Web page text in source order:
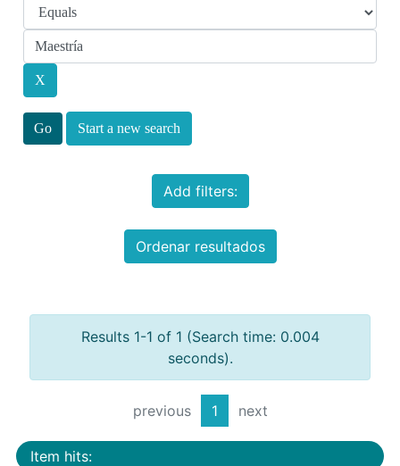
Start a new search
Add filters:
Ordenar resultados
Results 1-1 of 1 (Search time: 0.004
seconds).
previous 1 next
Item hits: